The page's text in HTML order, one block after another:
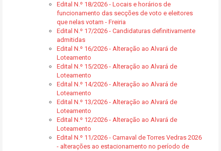
Edital N.º 18/2026 - Locais e horários de
funcionamento das secções de voto e eleitores
que nelas votam - Freiria
Edital N.º 17/2026 - Candidaturas definitivamente
admitidas
Edital N.º 16/2026 - Alteração ao Alvará de
Loteamento
Edital N.º 15/2026 - Alteração ao Alvará de
Loteamento
Edital N.º 14/2026 - Alteração ao Alvará de
Loteamento
Edital N.º 13/2026 - Alteração ao Alvará de
Loteamento
Edital N.º 12/2026 - Alteração ao Alvará de
Loteamento
Edital N.º 11/2026 - Carnaval de Torres Vedras 2026
- alterações ao estacionamento no período de